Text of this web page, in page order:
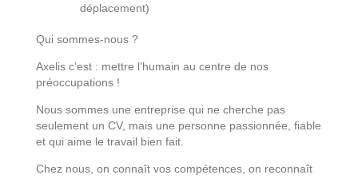
déplacement)
Qui sommes-nous ?
Axelis c’est : mettre l’humain au centre de nos
préoccupations !
Nous sommes une entreprise qui ne cherche pas
seulement un CV, mais une personne passionnée, fiable
et qui aime le travail bien fait.
Chez nous, on connaît vos compétences, on reconnaît